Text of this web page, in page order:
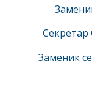
Заменик